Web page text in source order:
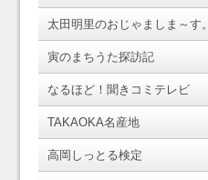
太田明里のおじゃましま～す。
寅のまちうた探訪記
なるほど！聞きコミテレビ
TAKAOKA名産地
高岡しっとる検定